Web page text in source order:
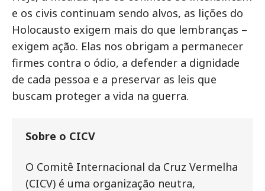
e os civis continuam sendo alvos, as lições do
Holocausto exigem mais do que lembranças –
exigem ação. Elas nos obrigam a permanecer
firmes contra o ódio, a defender a dignidade
de cada pessoa e a preservar as leis que
buscam proteger a vida na guerra.
Sobre o CICV
O Comitê Internacional da Cruz Vermelha
(CICV) é uma organização neutra,